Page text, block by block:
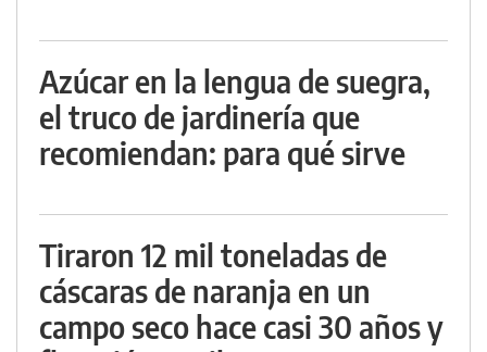
Azúcar en la lengua de suegra,
el truco de jardinería que
recomiendan: para qué sirve
Tiraron 12 mil toneladas de
cáscaras de naranja en un
campo seco hace casi 30 años y